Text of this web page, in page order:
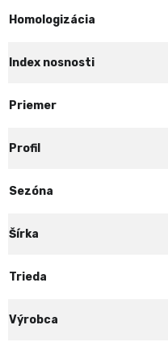
Homologizácia
Index nosnosti
Priemer
Profil
Sezóna
Šírka
Trieda
Výrobca